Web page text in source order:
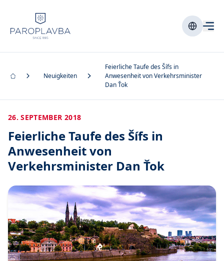
Neuigkeiten
Feierliche Taufe des Šífs in
Anwesenheit von Verkehrsminister
Dan Ťok
26. SEPTEMBER 2018
Feierliche Taufe des Šífs in
Anwesenheit von
Verkehrsminister Dan Ťok